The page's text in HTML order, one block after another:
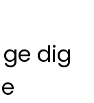
dig